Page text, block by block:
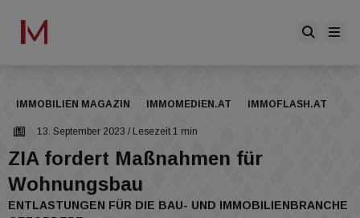
IMMOBILIEN MAGAZIN IMMOMEDIEN.AT IMMOFLASH.AT
13. September 2023 / Lesezeit 1 min
ZIA fordert Maßnahmen für
Wohnungsbau
ENTLASTUNGEN FÜR DIE BAU- UND IMMOBILIENBRANCHE